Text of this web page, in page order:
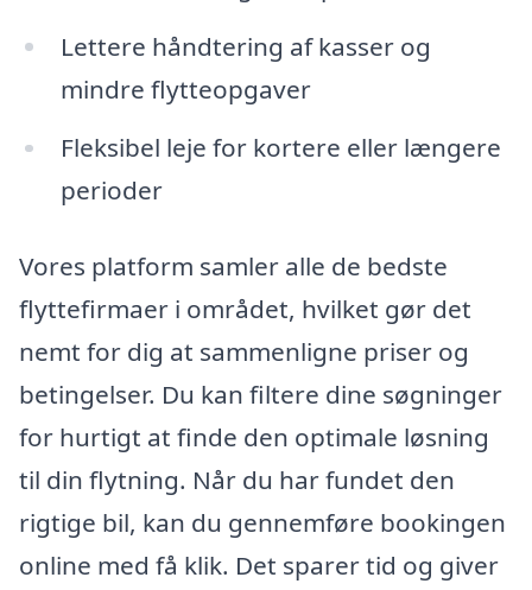
Lettere håndtering af kasser og
mindre flytteopgaver
Fleksibel leje for kortere eller længere
perioder
Vores platform samler alle de bedste
flyttefirmaer i området, hvilket gør det
nemt for dig at sammenligne priser og
betingelser. Du kan filtere dine søgninger
for hurtigt at finde den optimale løsning
til din flytning. Når du har fundet den
rigtige bil, kan du gennemføre bookingen
online med få klik. Det sparer tid og giver